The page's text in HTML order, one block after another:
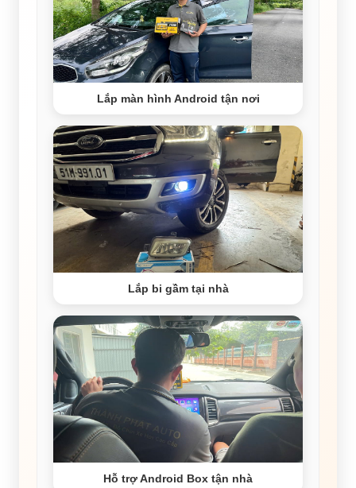
Lắp màn hình Android tận nơi
Lắp bi gầm tại nhà
Hỗ trợ Android Box tận nhà